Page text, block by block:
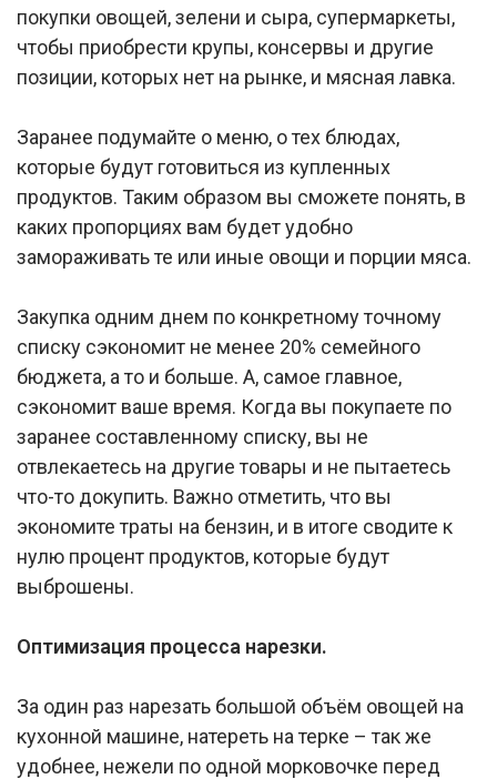
покупки овощей, зелени и сыра, супермаркеты,
чтобы приобрести крупы, консервы и другие
позиции, которых нет на рынке, и мясная лавка.
Заранее подумайте о меню, о тех блюдах,
которые будут готовиться из купленных
продуктов. Таким образом вы сможете понять, в
каких пропорциях вам будет удобно
замораживать те или иные овощи и порции мяса.
Закупка одним днем по конкретному точному
списку сэкономит не менее 20% семейного
бюджета, а то и больше. А, самое главное,
сэкономит ваше время. Когда вы покупаете по
заранее составленному списку, вы не
отвлекаетесь на другие товары и не пытаетесь
что-то докупить. Важно отметить, что вы
экономите траты на бензин, и в итоге сводите к
нулю процент продуктов, которые будут
выброшены.
Оптимизация процесса нарезки.
За один раз нарезать большой объём овощей на
кухонной машине, натереть на терке – так же
удобнее, нежели по одной морковочке перед